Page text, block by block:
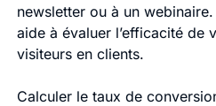
newsletter ou à un
aide à évaluer l’efficacité de
visiteurs en clients.
Calculer le taux de